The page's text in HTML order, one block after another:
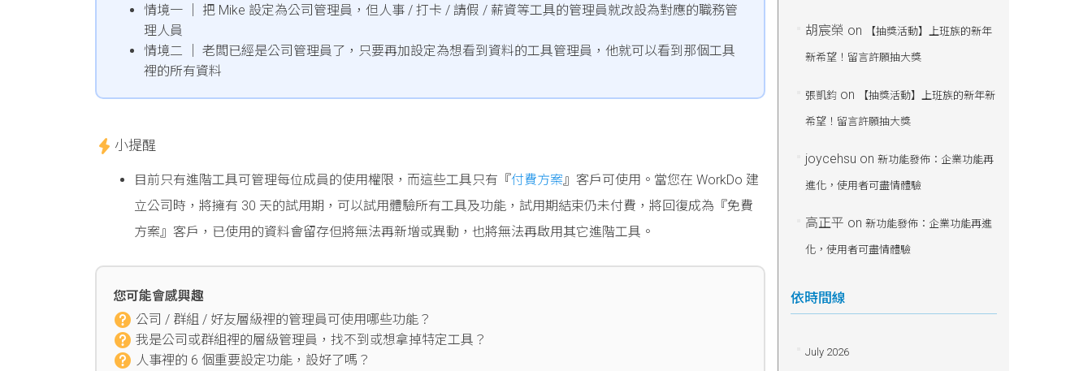
情境一 │ 把 Mike 設定為公司管理員，但人事 / 打卡 / 請假 / 薪資等工具的管理員就改設為對應的職務管
理人員
情境二 │ 老闆已經是公司管理員了，只要再加設定為想看到資料的工具管理員，他就可以看到那個工具
裡的所有資料
小提醒
目前只有進階工具可管理每位成員的使用權限，而這些工具只有『付費方案』客戶可使用。當您在 WorkDo 建
立公司時，將擁有 30 天的試用期，可以試用體驗所有工具及功能，試用期結束仍未付費，將回復成為『免費
方案』客戶，已使用的資料會留存但將無法再新增或異動，也將無法再啟用其它進階工具。
您可能會感興趣
公司 / 群組 / 好友層級裡的管理員可使用哪些功能？
我是公司或群組裡的層級管理員，找不到或想拿掉特定工具？
人事裡的 6 個重要設定功能，設好了嗎？
胡宸榮 on 【抽獎活動】上班族的新年
新希望！留言許願抽大獎
張凱鈞on 【抽獎活動】上班族的新年新
希望！留言許願抽大獎
joycehsu on 新功能發佈：企業功能再
進化，使用者可盡情體驗
高正平 on 新功能發佈：企業功能再進
化，使用者可盡情體驗
依時間線
July 2026